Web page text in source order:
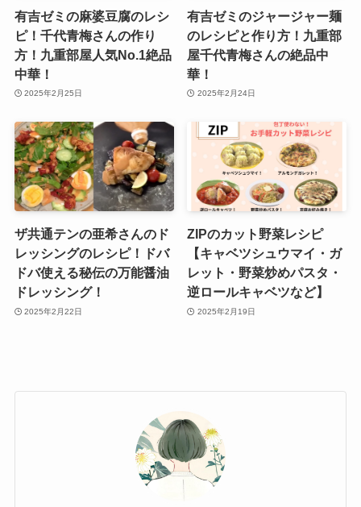
有吉ゼミの麻婆豆腐のレシ
ピ！千代青梅さんの作り
方！九重部屋人気No.1絶品
中華！
2025年2月25日
有吉ゼミのジャージャー麺
のレシピと作り方！九重部
屋千代青梅さんの絶品中
華！
2025年2月24日
ザ共通テンの亜希さんのド
レッシングのレシピ！ドバ
ドバ使える秘伝の万能醤油
ドレッシング！
2025年2月22日
ZIPのカット野菜レシピ
【キャベツシュウマイ・ガ
レット・野菜炒めパスタ・
逆ロールキャベツなど】
2025年2月19日